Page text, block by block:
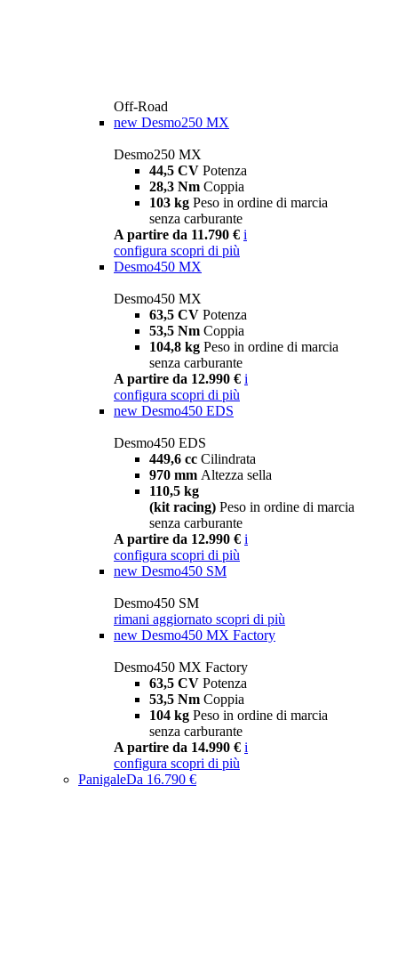
Off-Road
new Desmo250 MX
Desmo250 MX
44,5 CV Potenza
28,3 Nm Coppia
103 kg Peso in ordine di marcia
senza carburante
A partire da 11.790 € i
configura scopri di più
Desmo450 MX
Desmo450 MX
63,5 CV Potenza
53,5 Nm Coppia
104,8 kg Peso in ordine di marcia
senza carburante
A partire da 12.990 € i
configura scopri di più
new Desmo450 EDS
Desmo450 EDS
449,6 cc Cilindrata
970 mm Altezza sella
110,5 kg
(kit racing) Peso in ordine di marcia
senza carburante
A partire da 12.990 € i
configura scopri di più
new Desmo450 SM
Desmo450 SM
rimani aggiornato scopri di più
new Desmo450 MX Factory
Desmo450 MX Factory
63,5 CV Potenza
53,5 Nm Coppia
104 kg Peso in ordine di marcia
senza carburante
A partire da 14.990 € i
configura scopri di più
PanigaleDa 16.790 €